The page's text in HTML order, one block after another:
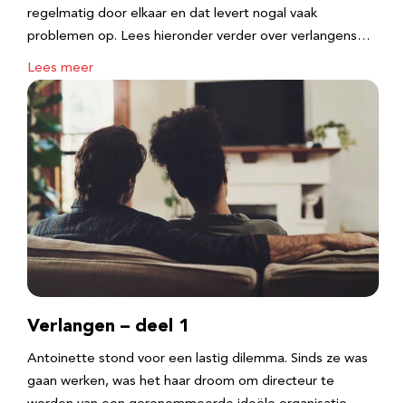
regelmatig door elkaar en dat levert nogal vaak
problemen op. Lees hieronder verder over verlangens…
Lees meer
Verlangen – deel 1
Antoinette stond voor een lastig dilemma. Sinds ze was
gaan werken, was het haar droom om directeur te